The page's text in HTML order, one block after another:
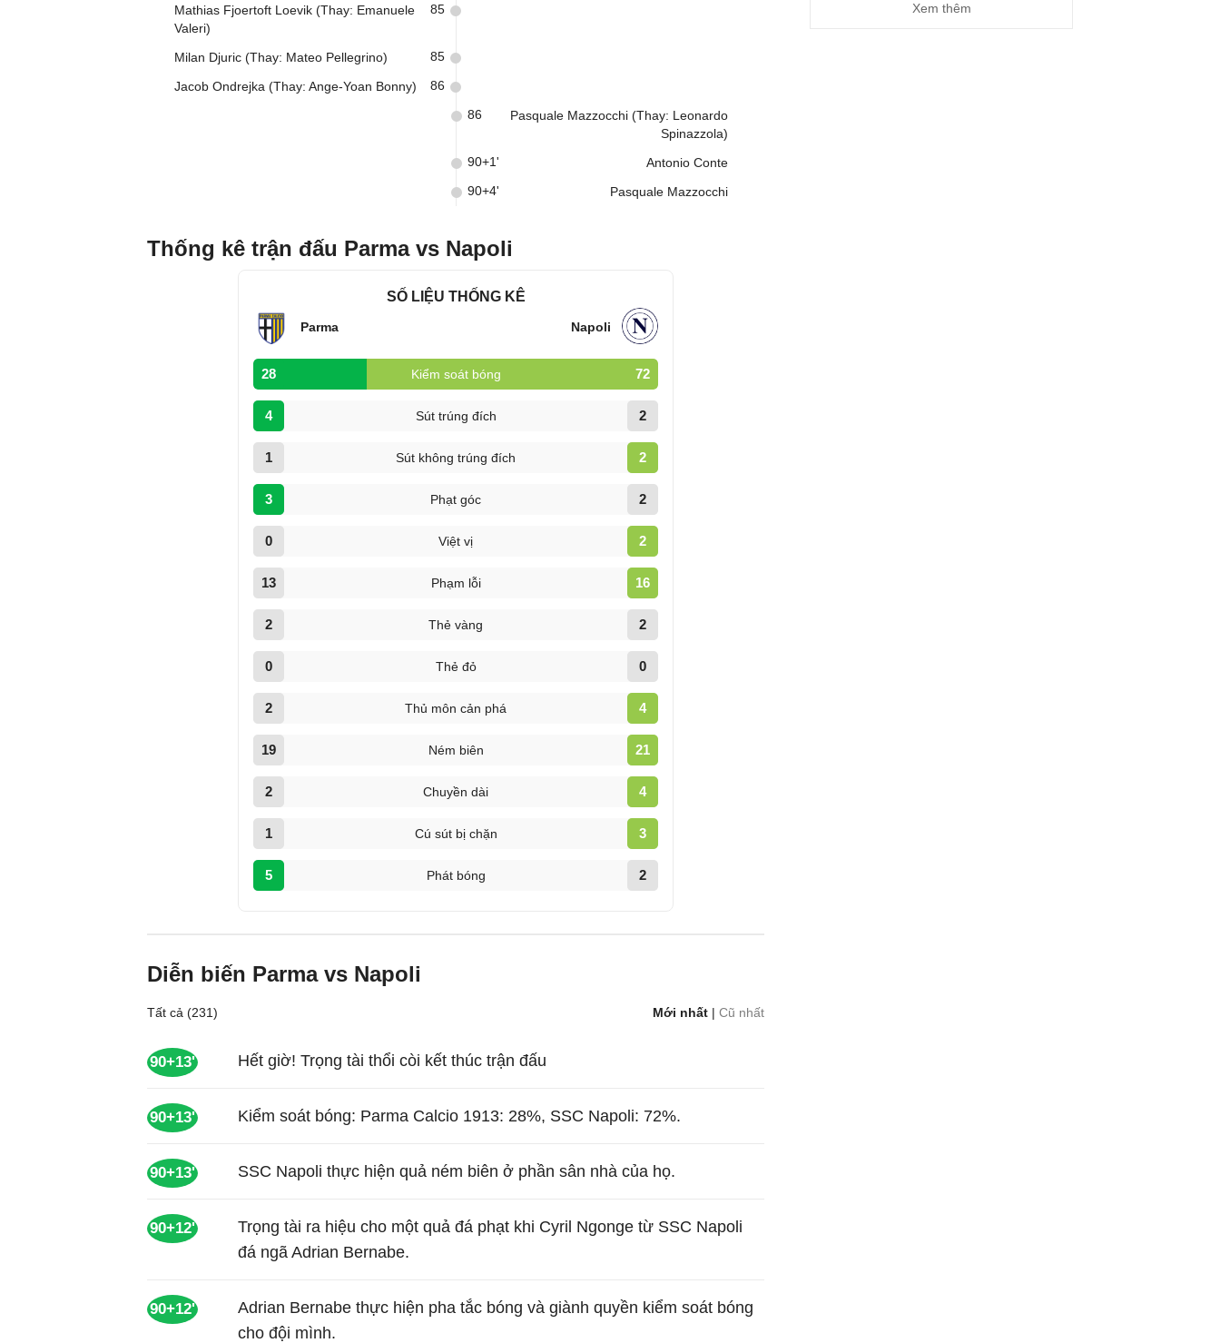
Mathias Fjoertoft Loevik (Thay: Emanuele
Valeri)
85
Milan Djuric (Thay: Mateo Pellegrino) 85
Jacob Ondrejka (Thay: Ange-Yoan Bonny) 86
Pasquale Mazzocchi (Thay: Leonardo
Spinazzola)
86
Antonio Conte
90+1'
Pasquale Mazzocchi
90+4'
Thống kê trận đấu Parma vs Napoli
SỐ LIỆU THỐNG KÊ
Parma Napoli
28 Kiểm soát bóng 72
4 Sút trúng đích 2
1 Sút không trúng đích 2
3 Phạt góc 2
0 Việt vị 2
13 Phạm lỗi 16
2 Thẻ vàng 2
0 Thẻ đỏ 0
2 Thủ môn cản phá 4
19 Ném biên 21
2 Chuyền dài 4
1 Cú sút bị chặn 3
5 Phát bóng 2
Diễn biến Parma vs Napoli
Tất cả (231) Mới nhất |Cũ nhất
90+13' Hết giờ! Trọng tài thổi còi kết thúc trận đấu
90+13' Kiểm soát bóng: Parma Calcio 1913: 28%, SSC Napoli: 72%.
90+13' SSC Napoli thực hiện quả ném biên ở phần sân nhà của họ.
90+12'
Trọng tài ra hiệu cho một quả đá phạt khi Cyril Ngonge từ SSC Napoli
đá ngã Adrian Bernabe.
90+12'
Adrian Bernabe thực hiện pha tắc bóng và giành quyền kiểm soát bóng
cho đội mình.
Xem thêm